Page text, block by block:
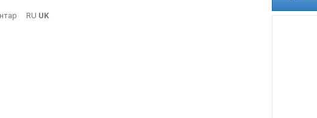
RU UK